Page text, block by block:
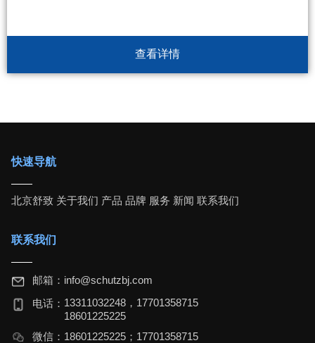
查看详情
快速导航
北京舒致 关于我们 产品 品牌 服务 新闻 联系我们
联系我们
邮箱： info@schutzbj.com
电话： 13311032248，17701358715
18601225225
微信： 18601225225；17701358715